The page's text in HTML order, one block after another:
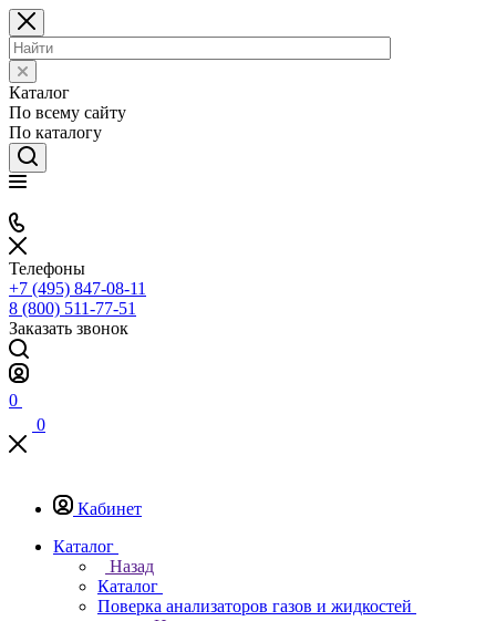
Каталог
По всему сайту
По каталогу
Телефоны
+7 (495) 847-08-11
8 (800) 511-77-51
Заказать звонок
0
0
Кабинет
Каталог
Назад
Каталог
Поверка анализаторов газов и жидкостей